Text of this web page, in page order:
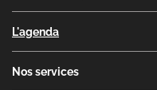
L'agenda
Nos services